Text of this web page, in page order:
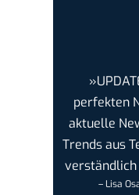
perfekten
aktuelle
Trends aus
– Lisa